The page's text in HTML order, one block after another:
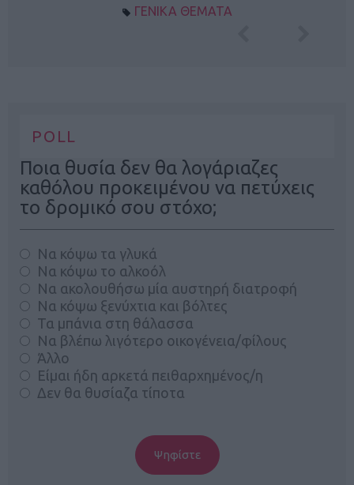
ΓΕΝΙΚΑ ΘΕΜΑΤΑ
POLL
Ποια θυσία δεν θα λογάριαζες
καθόλου προκειμένου να πετύχεις
το δρομικό σου στόχο;
Να κόψω τα γλυκά
Να κόψω το αλκοόλ
Να ακολουθήσω μία αυστηρή διατροφή
Να κόψω ξενύχτια και βόλτες
Τα μπάνια στη θάλασσα
Να βλέπω λιγότερο οικογένεια/φίλους
Άλλο
Είμαι ήδη αρκετά πειθαρχημένος/η
Δεν θα θυσίαζα τίποτα